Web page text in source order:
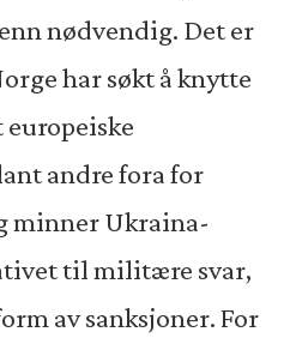
nødvendig. Det er
har søkt å knytte
europeiske
andre fora for
minner Ukraina-
til militære svar,
av sanksjoner. For